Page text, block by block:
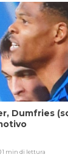
Dumfries
1 min di lettura